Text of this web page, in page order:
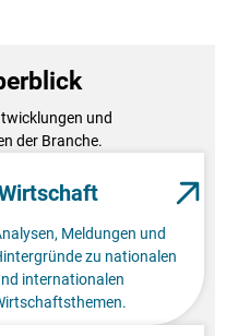
und
der Branche.
Meldungen und
zu nationalen
internationalen